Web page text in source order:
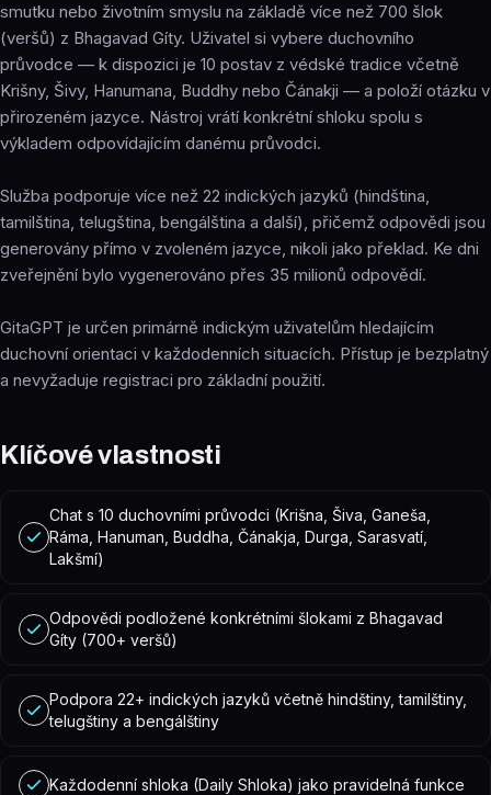
smutku nebo životním smyslu na základě více než 700 šlok
(veršů) z Bhagavad Gíty. Uživatel si vybere duchovního
průvodce — k dispozici je 10 postav z védské tradice včetně
Krišny, Šivy, Hanumana, Buddhy nebo Čánakji — a položí otázku v
přirozeném jazyce. Nástroj vrátí konkrétní shloku spolu s
výkladem odpovídajícím danému průvodci.
Služba podporuje více než 22 indických jazyků (hindština,
tamilština, telugština, bengálština a další), přičemž odpovědi jsou
generovány přímo v zvoleném jazyce, nikoli jako překlad. Ke dni
zveřejnění bylo vygenerováno přes 35 milionů odpovědí.
GitaGPT je určen primárně indickým uživatelům hledajícím
duchovní orientaci v každodenních situacích. Přístup je bezplatný
a nevyžaduje registraci pro základní použití.
Klíčové vlastnosti
Chat s 10 duchovními průvodci (Krišna, Šiva, Ganeša,
Ráma, Hanuman, Buddha, Čánakja, Durga, Sarasvatí,
Lakšmí)
Odpovědi podložené konkrétními šlokami z Bhagavad
Gíty (700+ veršů)
Podpora 22+ indických jazyků včetně hindštiny, tamilštiny,
telugštiny a bengálštiny
Každodenní shloka (Daily Shloka) jako pravidelná funkce